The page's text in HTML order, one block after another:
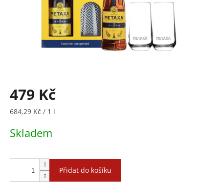
479 Kč
Měrná
684,29 Kč / 1 l
Skladem
Přidat do košíku